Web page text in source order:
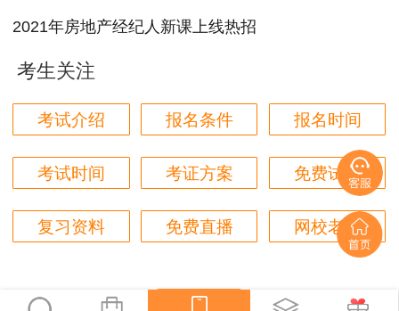
09:00-11:30房地产经纪专业基础
14:00-16:30 房地产经纪业务操作
福建2021年下半年房地产经纪人考试方式：
化考试（简称机考），即在计算机终端获取试题、
2021年房地产经纪人新课上线热招
考生关注
考试介绍 报名条件 报名时间
考试时间 考证方案 免费试听
复习资料 免费直播 网校老师